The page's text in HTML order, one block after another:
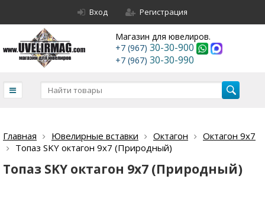
Вход Регистрация
Магазин для ювелиров.
+7 (967) 30-30-900
+7 (967) 30-30-990
Главная Ювелирные вставки Октагон
Октагон 9х7
Топаз SKY октагон 9х7 (Природный)
Топаз SKY октагон 9х7 (Природный)